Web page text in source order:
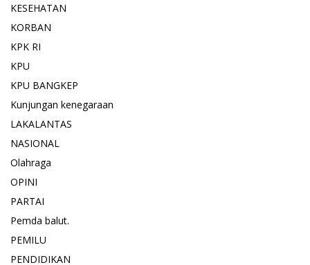
KESEHATAN
KORBAN
KPK RI
KPU
KPU BANGKEP
Kunjungan kenegaraan
LAKALANTAS
NASIONAL
Olahraga
OPINI
PARTAI
Pemda balut.
PEMILU
PENDIDIKAN